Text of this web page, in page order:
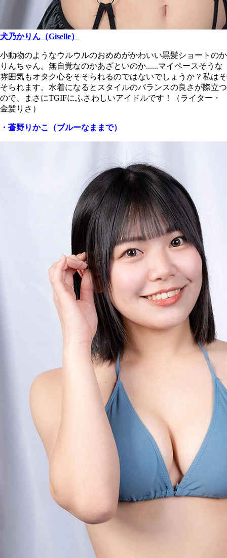
犬乃かりん（Giselle）
小動物のようなウルウルのおめめがかわいい黒髪ショートのか
りんちゃん。無自覚なのかあざといのか......マイペースそうな
雰囲気もオタク心をそそられるのではないでしょうか？私はそ
そられます。水着になるとスタイルのバランスの良さが際立つ
ので、まさにTGIFにふさわしいアイドルです！（ライター・
金髪りさ）
・蒼野りかこ（ブルーなままで）